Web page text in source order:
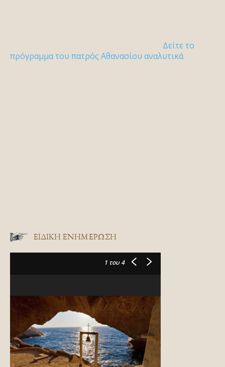
Δείτε το
πρόγραμμα του πατρός Αθανασίου αναλυτικά
ΕΙΔΙΚΉ ΕΝΗΜΈΡΩΣΗ
1 του 4